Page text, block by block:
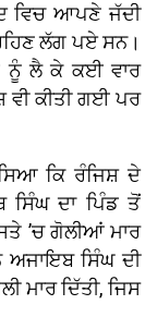
ਵਿਚ ਆਪਣੇ ਜੱਦੀ
ਲੱਗ ਪਏ ਸਨ।
ਨੂੰ ਲੈ ਕੇ ਕਈ ਵਾਰ
ਵੀ ਕੀਤੀ ਗਈ ਪਰ
ਕਿ ਰੰਜਿਸ਼ ਦੇ
ਸਿੰਘ ਦਾ ਪਿੰਡ ਤੋਂ
’ਚ ਗੋਲੀਆਂ ਮਾਰ
ਸਿੰਘ ਦੀ
ਮਾਰ ਦਿੱਤੀ, ਜਿਸ